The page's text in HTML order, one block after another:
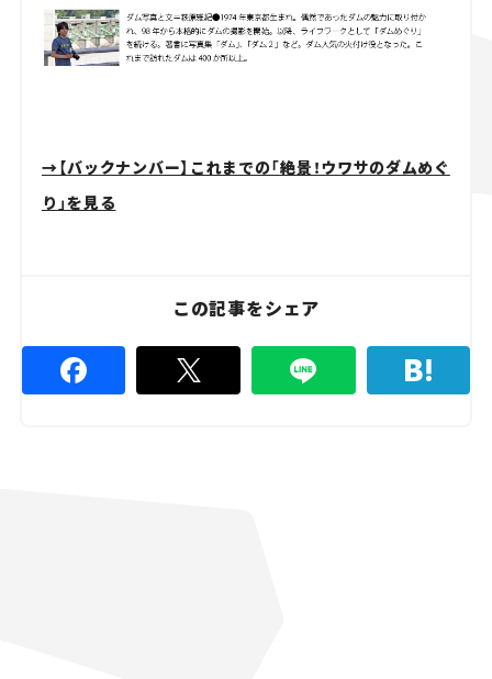
→【バックナンバー】これまでの「絶景！ウワサのダムめぐ
り」を見る
この記事をシェア